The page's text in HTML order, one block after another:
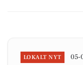
LOKALT NYT 05-